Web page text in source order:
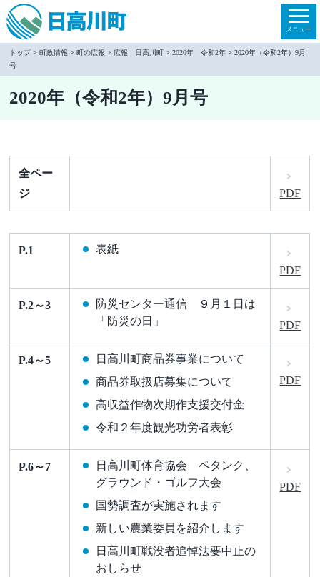
本
文
移
動
メニュー
トップ>町政情報 >町の広報 > 広報 日高川町 >2020年 令和2年 > 2020年（令和2年）9月
号
2020年（令和2年）9月号
全ペー
ジ
PDF
P.1
表紙
PDF
P.2～3
防災センター通信 ９月１日は
「防災の日」
PDF
P.4～5
日高川町商品券事業について
商品券取扱店募集について
高収益作物次期作支援交付金
令和２年度観光功労者表彰
PDF
P.6～7
日高川町体育協会 ペタンク、
グラウンド・ゴルフ大会
国勢調査が実施されます
新しい農業委員を紹介します
日高川町戦没者追悼法要中止の
おしらせ
PDF